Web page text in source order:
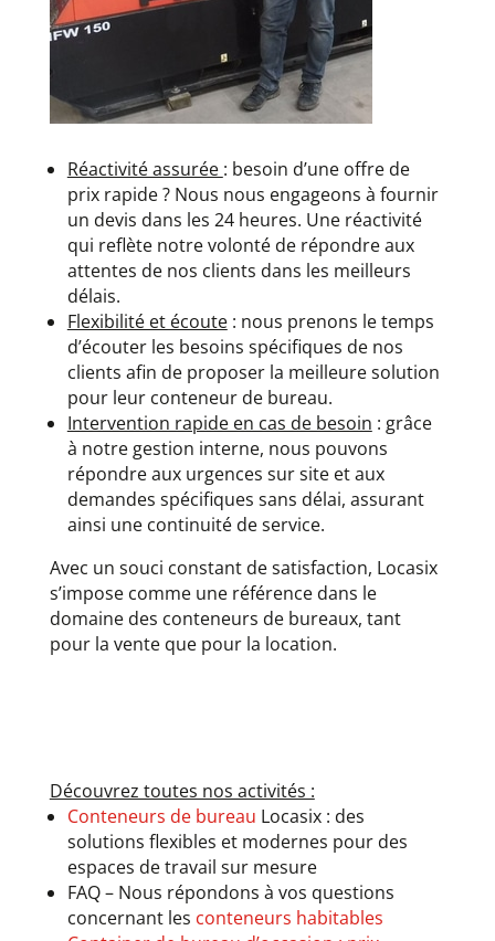
Réactivité assurée : besoin d’une offre de
prix rapide ? Nous nous engageons à fournir
un devis dans les 24 heures. Une réactivité
qui reflète notre volonté de répondre aux
attentes de nos clients dans les meilleurs
délais.
Flexibilité et écoute: nous prenons le temps
d’écouter les besoins spécifiques de nos
clients afin de proposer la meilleure solution
pour leur conteneur de bureau.
Intervention rapide en cas de besoin : grâce
à notre gestion interne, nous pouvons
répondre aux urgences sur site et aux
demandes spécifiques sans délai, assurant
ainsi une continuité de service.
Avec un souci constant de satisfaction, Locasix
s’impose comme une référence dans le
domaine des conteneurs de bureaux, tant
pour la vente que pour la location.
Découvrez toutes nos activités :
Conteneurs de bureau Locasix : des
solutions flexibles et modernes pour des
espaces de travail sur mesure
FAQ – Nous répondons à vos questions
concernant les conteneurs habitables